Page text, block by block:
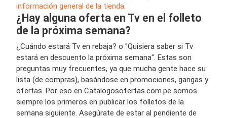
información general de la tienda.
¿Hay alguna oferta en Tv en el folleto
de la próxima semana?
¿Cuándo estará Tv en rebaja? o "Quisiera saber si Tv
estará en descuento la próxima semana". Estas son
preguntas muy frecuentes, ya que mucha gente hace su
lista (de compras), basándose en promociones, gangas y
ofertas. Por eso en Catalogosofertas.com.pe somos
siempre los primeros en publicar los folletos de la
semana siguiente. Asegúrate de estar al pendiente de